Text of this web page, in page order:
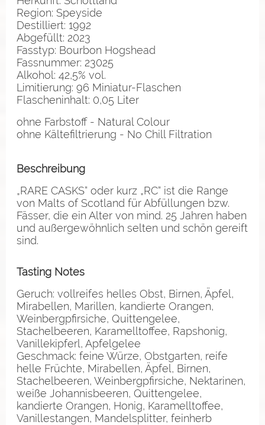
Region: Speyside
Destilliert: 1992
Abgefüllt: 2023
Fasstyp: Bourbon Hogshead
Fassnummer: 23025
Alkohol: 42,5% vol.
Limitierung: 96 Miniatur-Flaschen
Flascheninhalt: 0,05 Liter
ohne Farbstoff - Natural Colour
ohne Kältefiltrierung - No Chill Filtration
Beschreibung
„RARE CASKS“ oder kurz „RC“ ist die Range
von Malts of Scotland für Abfüllungen bzw.
Fässer, die ein Alter von mind. 25 Jahren haben
und außergewöhnlich selten und schön gereift
sind.
Tasting Notes
Geruch: vollreifes helles Obst, Birnen, Äpfel,
Mirabellen, Marillen, kandierte Orangen,
Weinbergpfirsiche, Quittengelee,
Stachelbeeren, Karamelltoffee, Rapshonig,
Vanillekipferl, Apfelgelee
Geschmack: feine Würze, Obstgarten, reife
helle Früchte, Mirabellen, Äpfel, Birnen,
Stachelbeeren, Weinbergpfirsiche, Nektarinen,
weiße Johannisbeeren, Quittengelee,
kandierte Orangen, Honig, Karamelltoffee,
Vanillestangen, Mandelsplitter, feinherb